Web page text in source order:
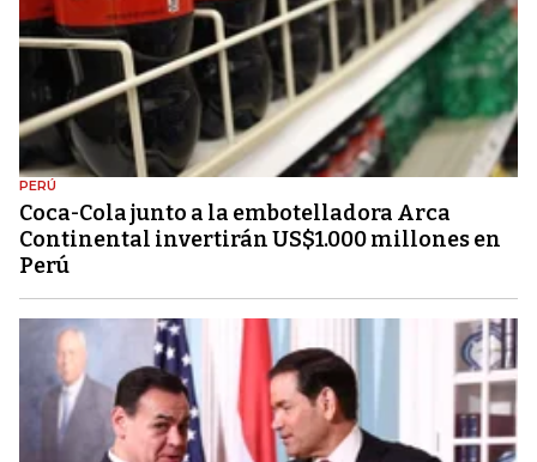
PERÚ
Coca-Cola junto a la embotelladora Arca
Continental invertirán US$1.000 millones en
Perú